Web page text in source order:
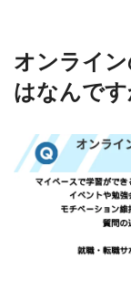
オンライ
はなんです